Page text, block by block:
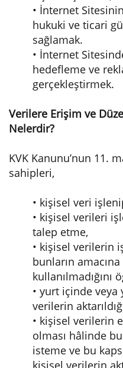
• İnternet
hukuki ve ticari
sağlamak.
• İnternet
hedefleme ve
gerçekleştirmek.
Verilere Erişim ve
Nelerdir?
KVK Kanunu’nun 11.
sahipleri,
• kişisel veri
• kişisel verileri
talep etme,
• kişisel verilerin
bunların
kullanılmadığını
• yurt içinde veya
verilerin
• kişisel verilerin
olması hâlinde
isteme ve bu
kişisel verilerin